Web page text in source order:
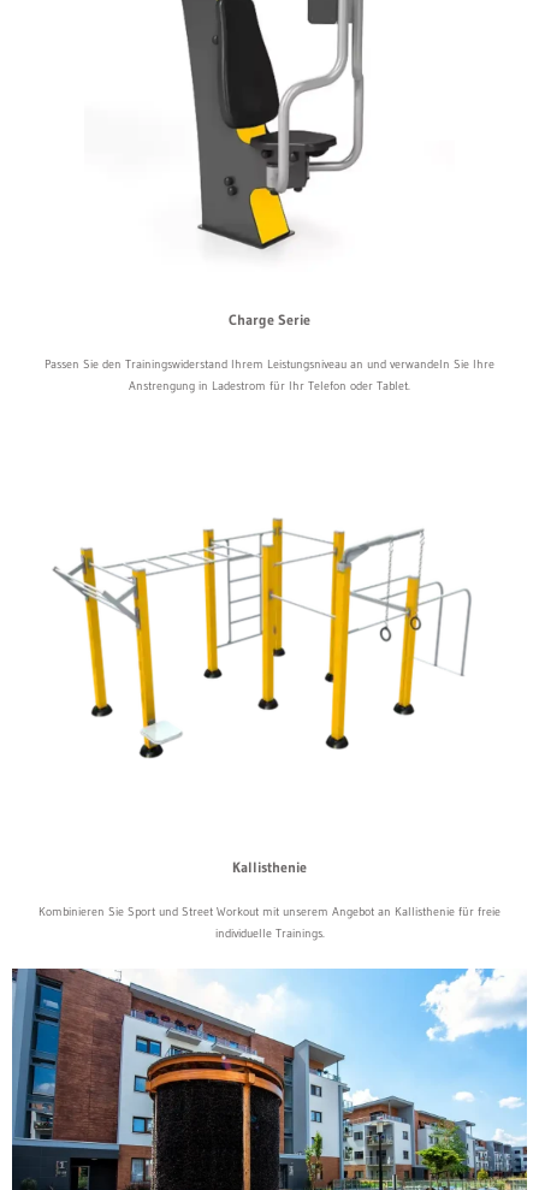
Charge Serie
Passen Sie den Trainingswiderstand Ihrem Leistungsniveau an und verwandeln Sie Ihre
Anstrengung in Ladestrom für Ihr Telefon oder Tablet.
Kallisthenie
Kombinieren Sie Sport und Street Workout mit unserem Angebot an Kallisthenie für freie
individuelle Trainings.